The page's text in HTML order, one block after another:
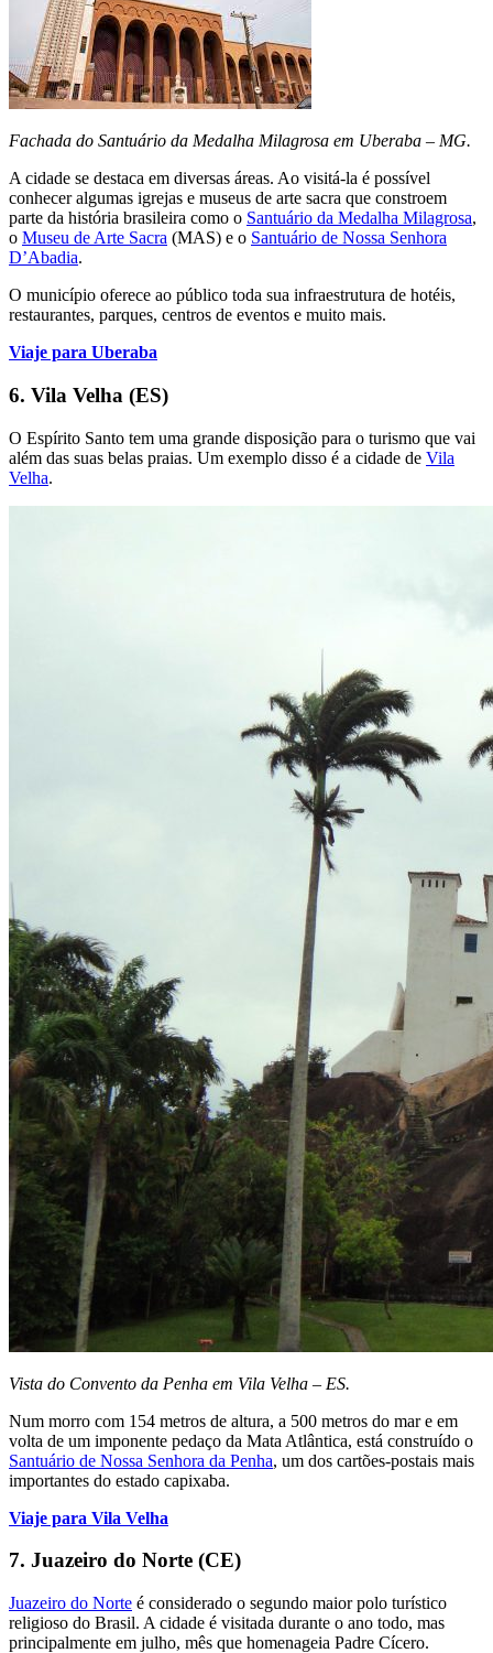
Fachada do Santuário da Medalha Milagrosa em Uberaba – MG.
A cidade se destaca em diversas áreas. Ao visitá-la é possível
conhecer algumas igrejas e museus de arte sacra que constroem
parte da história brasileira como o Santuário da Medalha Milagrosa,
o Museu de Arte Sacra (MAS) e o Santuário de Nossa Senhora
D’Abadia.
O município oferece ao público toda sua infraestrutura de hotéis,
restaurantes, parques, centros de eventos e muito mais.
Viaje para Uberaba
6. Vila Velha (ES)
O Espírito Santo tem uma grande disposição para o turismo que vai
além das suas belas praias. Um exemplo disso é a cidade de Vila
Velha.
Vista do Convento da Penha em Vila Velha – ES.
Num morro com 154 metros de altura, a 500 metros do mar e em
volta de um imponente pedaço da Mata Atlântica, está construído o
Santuário de Nossa Senhora da Penha, um dos cartões-postais mais
importantes do estado capixaba.
Viaje para Vila Velha
7. Juazeiro do Norte (CE)
Juazeiro do Norte é considerado o segundo maior polo turístico
religioso do Brasil. A cidade é visitada durante o ano todo, mas
principalmente em julho, mês que homenageia Padre Cícero.